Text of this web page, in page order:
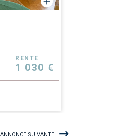
RENTE
1 030 €
ANNONCE SUIVANTE